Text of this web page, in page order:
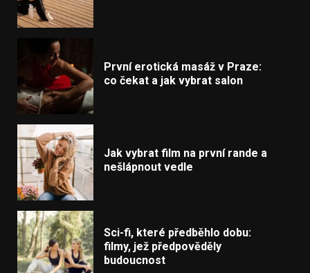
První erotická masáž v Praze:
co čekat a jak vybrat salon
Jak vybrat film na první rande a
nešlápnout vedle
Sci-fi, které předběhlo dobu:
filmy, jež předpověděly
budoucnost